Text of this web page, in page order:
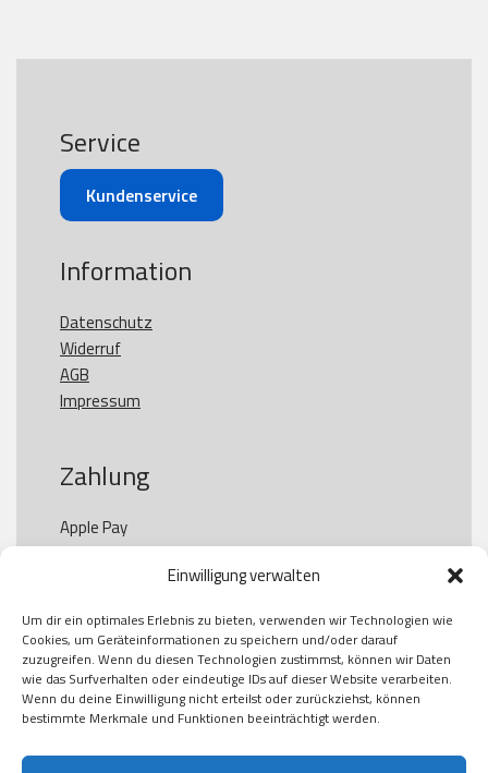
Einwilligung verwalten
Um dir ein optimales Erlebnis zu bieten, verwenden wir Technologien wie
Cookies, um Geräteinformationen zu speichern und/oder darauf
zuzugreifen. Wenn du diesen Technologien zustimmst, können wir Daten
wie das Surfverhalten oder eindeutige IDs auf dieser Website verarbeiten.
Wenn du deine Einwilligung nicht erteilst oder zurückziehst, können
bestimmte Merkmale und Funktionen beeinträchtigt werden.
Service
Kundenservice
Information
Datenschutz
Widerruf
AGB
Impressum
Zahlung
Apple Pay
Paypal
Kauf auf Rechung
Klarna
American Express